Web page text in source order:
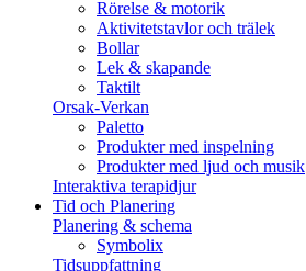
Rörelse & motorik
Aktivitetstavlor och trälek
Bollar
Lek & skapande
Taktilt
Orsak-Verkan
Paletto
Produkter med inspelning
Produkter med ljud och musik
Interaktiva terapidjur
Tid och Planering
Planering & schema
Symbolix
Tidsuppfattning